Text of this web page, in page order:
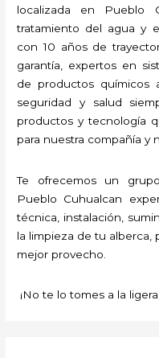
localizada en Pueblo
tratamiento del agua y
con 10 años de
garantía, expertos en
de productos químicos
seguridad y salud
productos y tecnología
para nuestra compañía y
Te ofrecemos un
Pueblo Cuhualcan
técnica, instalación,
la limpieza de tu alberca,
mejor provecho.
¡No te lo tomes a la